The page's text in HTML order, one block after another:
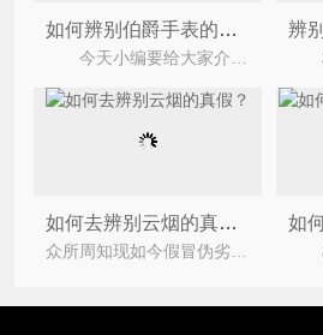
如何辨别伯爵手表的真伪？
如何去辨别云烟的真假？